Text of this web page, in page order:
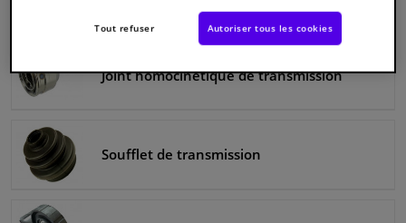
Joint homocinétique de transmission
Soufflet de transmission
Tout refuser Autoriser tous les cookies